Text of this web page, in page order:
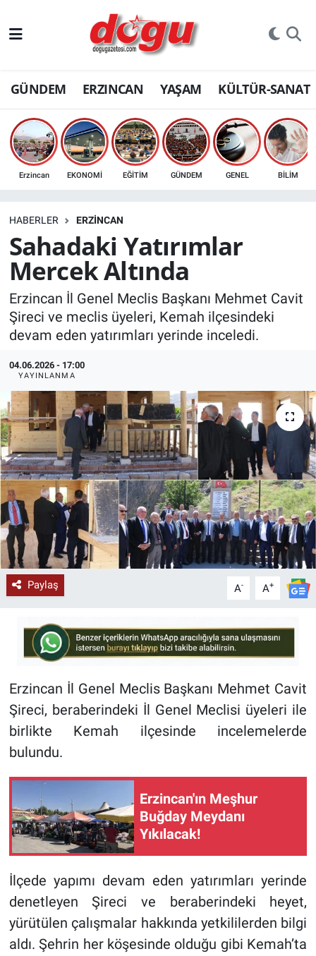
GÜNDEM ERZINCAN YAŞAM KÜLTÜR-SANAT
Erzincan EKONOMİ EĞİTİM GÜNDEM GENEL BİLİM
HABERLER ERZINCAN
Sahadaki Yatırımlar
Mercek Altında
Erzincan İl Genel Meclis Başkanı Mehmet Cavit
Şireci ve meclis üyeleri, Kemah ilçesindeki
devam eden yatırımları yerinde inceledi.
04.06.2026 - 17:00
YAYINLANMA
Paylaş A- A+
Erzincan İl Genel Meclis Başkanı Mehmet Cavit
Şireci, beraberindeki İl Genel Meclisi üyeleri ile
birlikte Kemah ilçesinde incelemelerde
bulundu.
Erzincan'ın Meşhur
Buğday Meydanı
Yıkılacak!
İlçede yapımı devam eden yatırımları yerinde
denetleyen Şireci ve beraberindeki heyet,
yürütülen çalışmalar hakkında yetkililerden bilgi
aldı. Şehrin her köşesinde olduğu gibi Kemah’ta
ERZINCAN
GÜNDEM
ERZİNCAN FOTOĞRAFLARI
SAĞLIK
EKONOMİ
Bilim, teknoloji
GENEL
KÜLTÜR-SANAT
Yerel Haber
Politika
SPOR
YAŞAM
RESMİ İLAN